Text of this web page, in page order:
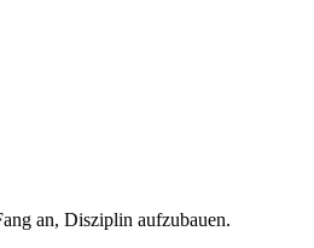
an, Disziplin aufzubauen.